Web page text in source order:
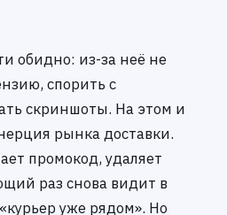
обидно: из-за неё не
спорить с
скриншоты. На этом и
рынка доставки.
промокод, удаляет
раз снова видит в
«курьер уже рядом». Но